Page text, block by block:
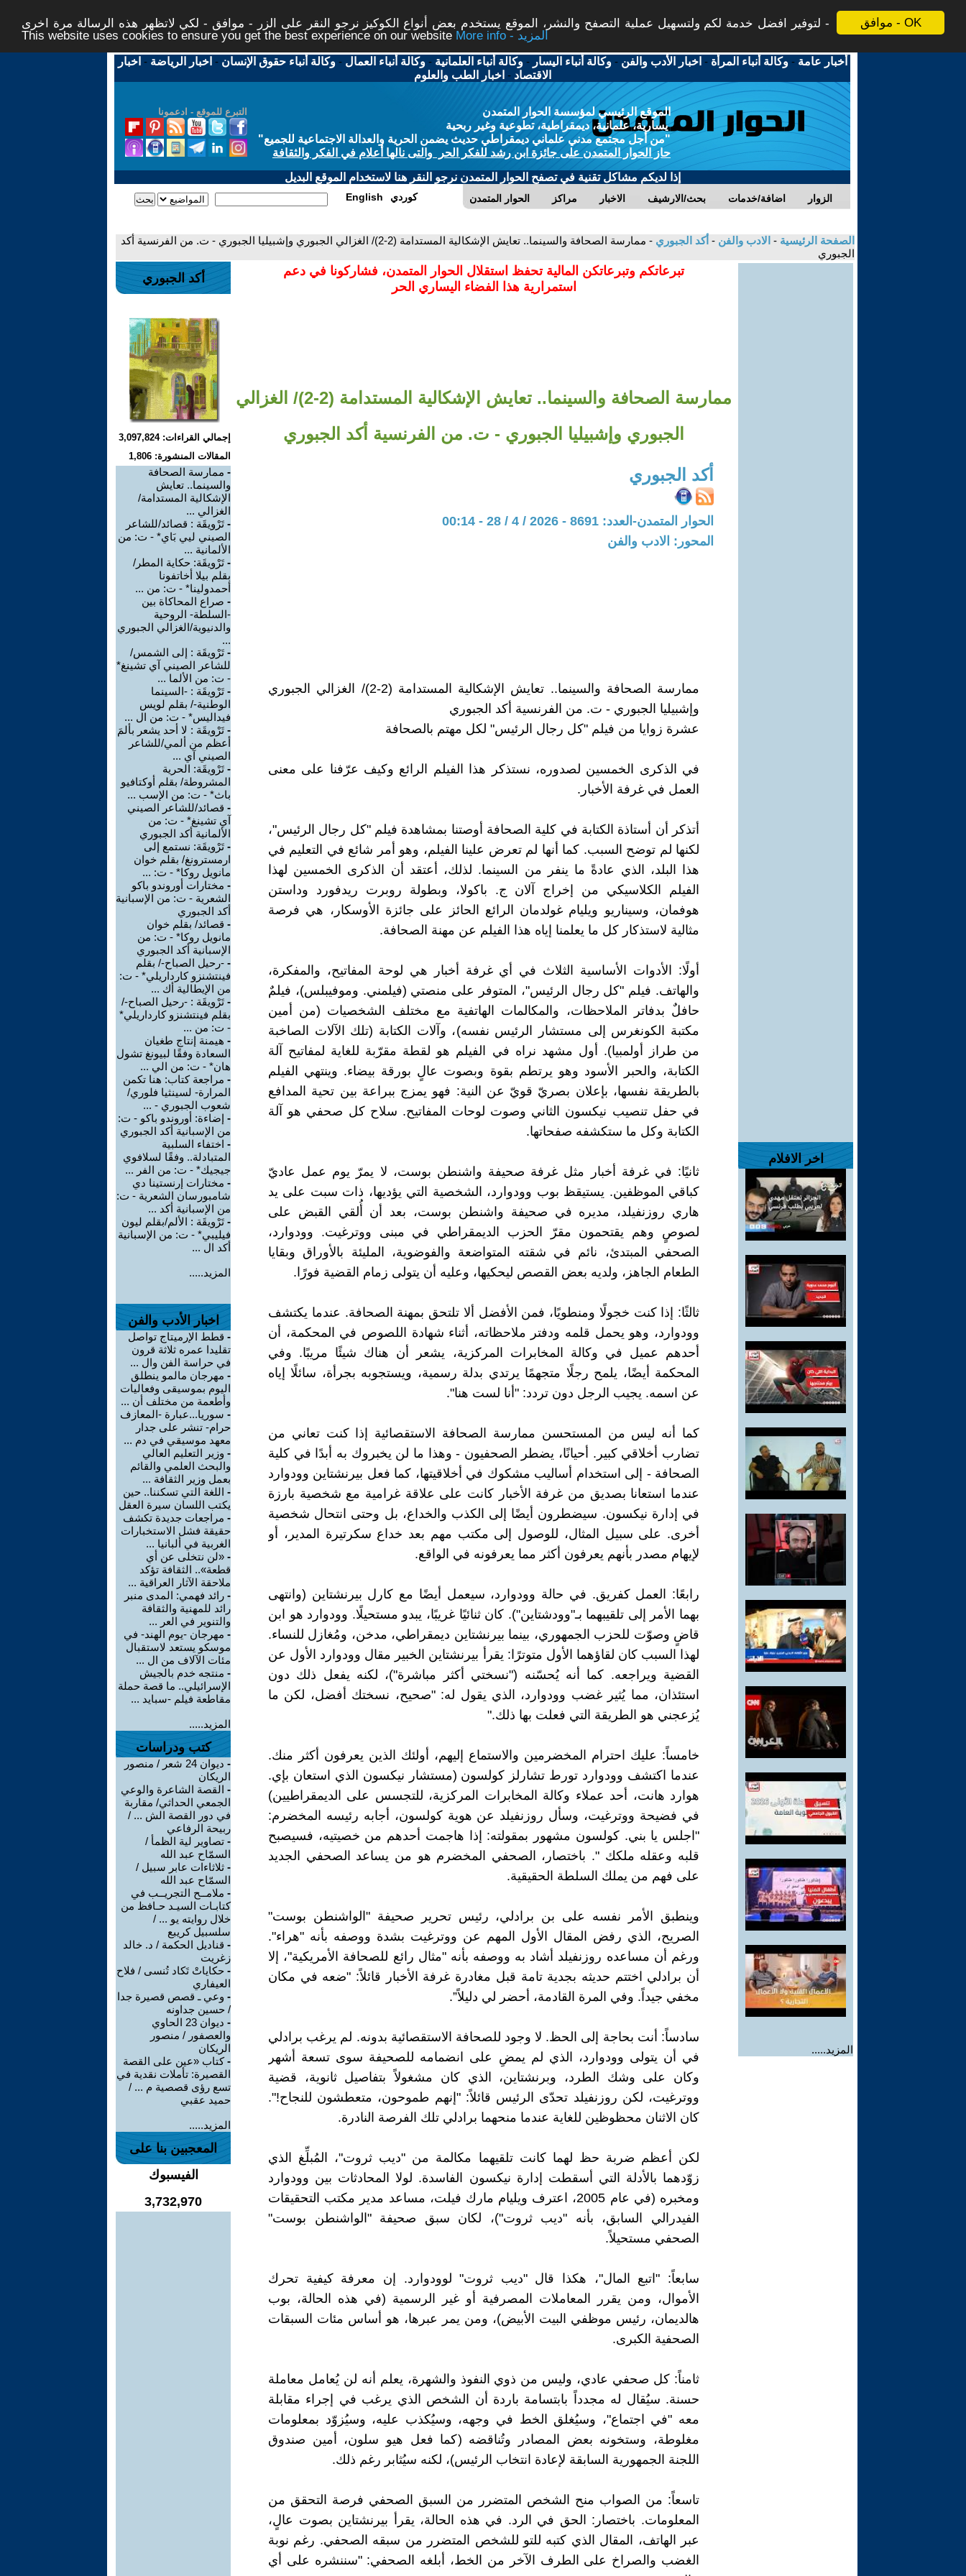
موافق - OK
لتوفير افضل خدمة لكم ولتسهيل عملية التصفح والنشر، الموقع يستخدم بعض أنواع الكوكيز نرجو النقر على الزر - موافق - لكي لاتظهر هذه الرسالة مرة اخرى -
This website uses cookies to ensure you get the best experience on our website
More info - المزيد
أخبار عامة -وكالة أنباء المرأة - اخبار الأدب والفن -وكالة أنباء اليسار -وكالة أنباء العلمانية -وكالة أنباء العمال -وكالة أنباء حقوق الإنسان - اخبار الرياضة - اخبار
الاقتصاد - اخبار الطب والعلوم
التبرع للموقع - ادعمونا
الموقع الرئيسي لمؤسسة الحوار المتمدن
يسارية، علمانية، ديمقراطية، تطوعية وغير ربحية
"من أجل مجتمع مدني علماني ديمقراطي حديث يضمن الحرية والعدالة الاجتماعية للجميع"
حاز الحوار المتمدن على جائزة ابن رشد للفكر الحر والتى نالها أعلام في الفكر والثقافة
إذا لديكم مشاكل تقنية في تصفح الحوار المتمدن نرجو النقر هنا لاستخدام الموقع البديل
الحوار المتمدن مراكز الاخبار بحث/الارشيف اضافة/خدمات الزوار English كوردي
الصفحة الرئيسية - الادب والفن - أكد الجبوري
- ممارسة الصحافة والسينما.. تعايش الإشكالية المستدامة (2-2)/ الغزالي الجبوري وإشبيليا الجبوري - ت. من الفرنسية أكد
الجبوري
اخر الافلام
المزيد.....
تبرعاتكم وتبرعاتكن المالية تحفظ استقلال الحوار المتمدن، فشاركونا في دعم
استمرارية هذا الفضاء اليساري الحر
ممارسة الصحافة والسينما.. تعايش الإشكالية المستدامة (2-2)/ الغزالي
الجبوري وإشبيليا الجبوري - ت. من الفرنسية أكد الجبوري
أكد الجبوري
الحوار المتمدن-العدد: 8691 - 2026 / 4 / 28 - 00:14
المحور: الادب والفن
ممارسة الصحافة والسينما.. تعايش الإشكالية المستدامة (2-2)/ الغزالي الجبوري
وإشبيليا الجبوري - ت. من الفرنسية أكد الجبوري
عشرة زوايا من فيلم "كل رجال الرئيس" لكل مهتم بالصحافة
في الذكرى الخمسين لصدوره، نستذكر هذا الفيلم الرائع وكيف عرّفنا على معنى
العمل في غرفة الأخبار.
أتذكر أن أستاذة الكتابة في كلية الصحافة أوصتنا بمشاهدة فيلم "كل رجال الرئيس"،
لكنها لم توضح السبب. كما أنها لم تعرض علينا الفيلم، وهو أمر شائع في التعليم في
هذا البلد، الذي عادةً ما ينفر من السينما. لذلك، أعتقد أن الذكرى الخمسين لهذا
الفيلم الكلاسيكي من إخراج آلان ج. باكولا، وبطولة روبرت ريدفورد وداستن
هوفمان، وسيناريو ويليام غولدمان الرائع الحائز على جائزة الأوسكار، هي فرصة
مثالية لاستذكار كل ما يعلمنا إياه هذا الفيلم عن مهنة الصحافة.
أولًا: الأدوات الأساسية الثلاث في أي غرفة أخبار هي لوحة المفاتيح، والمفكرة،
والهاتف. فيلم "كل رجال الرئيس"، المتوفر على منصتي (فيلمني. وموفيبلس)، فيلمٌ
حافلٌ بدفاتر الملاحظات، والمكالمات الهاتفية مع مختلف الشخصيات (من أمين
مكتبة الكونغرس إلى مستشار الرئيس نفسه)، وآلات الكتابة (تلك الآلات الصاخبة
من طراز أولمبيا). أول مشهد نراه في الفيلم هو لقطة مقرّبة للغاية لمفاتيح آلة
الكتابة، والحبر الأسود وهو يرتطم بقوة وبصوت عالٍ بورقة بيضاء. وينتهي الفيلم
بالطريقة نفسها، بإعلان بصريّ قويّ عن النية: فهو يمزج ببراعة بين تحية المدافع
في حفل تنصيب نيكسون الثاني وصوت لوحات المفاتيح. سلاح كل صحفي هو آلة
الكتابة وكل ما ستكشفه صفحاتها.
ثانيًا: في غرفة أخبار مثل غرفة صحيفة واشنطن بوست، لا يمرّ يوم عمل عاديّ
كباقي الموظفين. يستيقظ بوب وودوارد، الشخصية التي يؤديها، ذات سبت على يد
هاري روزنفيلد، مديره في صحيفة واشنطن بوست، بعد أن أُلقي القبض على
لصوصٍ وهم يقتحمون مقرّ الحزب الديمقراطي في مبنى ووترغيت. وودوارد،
الصحفي المبتدئ، نائم في شقته المتواضعة والفوضوية، المليئة بالأوراق وبقايا
الطعام الجاهز، ولديه بعض القصص ليحكيها، وعليه أن يتولى زمام القضية فورًا.
ثالثًا: إذا كنت خجولًا ومنطويًا، فمن الأفضل ألا تلتحق بمهنة الصحافة. عندما يكتشف
وودوارد، وهو يحمل قلمه ودفتر ملاحظاته، أثناء شهادة اللصوص في المحكمة، أن
أحدهم عميل في وكالة المخابرات المركزية، يشعر أن هناك شيئًا مريبًا. وفي
المحكمة أيضًا، يلمح رجلًا متجهمًا يرتدي بدلة رسمية، ويستجوبه بجرأة، سائلًا إياه
عن اسمه. يجيب الرجل دون تردد: "أنا لست هنا".
كما أنه ليس من المستحسن ممارسة الصحافة الاستقصائية إذا كنت تعاني من
تضارب أخلاقي كبير. أحيانًا، يضطر الصحفيون - وهذا ما لن يخبروك به أبدًا في كلية
الصحافة - إلى استخدام أساليب مشكوك في أخلاقيتها، كما فعل بيرنشتاين وودوارد
عندما استعانا بصديق من غرفة الأخبار كانت على علاقة غرامية مع شخصية بارزة
في إدارة نيكسون. سيضطرون أيضًا إلى الكذب والخداع، بل وحتى انتحال شخصية
أخرى. على سبيل المثال، للوصول إلى مكتب مهم بعد خداع سكرتيرة المدير، أو
لإيهام مصدر بأنهم يعرفون أكثر مما يعرفونه في الواقع.
رابعًا: العمل كفريق. في حالة وودوارد، سيعمل أيضًا مع كارل بيرنشتاين (وانتهى
بهما الأمر إلى تلقيبهما بـ"وودشتاين"). كان ثنائيًا غريبًا، يبدو مستحيلًا. وودوارد هو ابن
قاضٍ وصوّت للحزب الجمهوري، بينما بيرنشتاين ديمقراطي، مدخن، ومُغازل للنساء.
لهذا السبب كان لقاؤهما الأول متوترًا: يقرأ بيرنشتاين الخبير مقال وودوارد الأول عن
القضية ويراجعه. كما أنه يُحسّنه ("نسختي أكثر مباشرة")، لكنه يفعل ذلك دون
استئذان، مما يُثير غضب وودوارد، الذي يقول له: "صحيح، نسختك أفضل، لكن ما
يُزعجني هو الطريقة التي فعلت بها ذلك."
خامساً: عليك احترام المخضرمين والاستماع إليهم، أولئك الذين يعرفون أكثر منك.
عندما اكتشف وودوارد تورط تشارلز كولسون (مستشار نيكسون الذي استعان بإي.
هوارد هانت، أحد عملاء وكالة المخابرات المركزية، للتجسس على الديمقراطيين)
في فضيحة ووترغيت، وسأل روزنفيلد عن هوية كولسون، أجابه رئيسه المخضرم:
"اجلس يا بني. كولسون مشهور بمقولته: إذا هاجمت أحدهم من خصيتيه، فسيصبح
قلبه وعقله ملكك ". باختصار، الصحفي المخضرم هو من يساعد الصحفي الجديد
على فهم من يملك السلطة الحقيقية.
وينطبق الأمر نفسه على بن برادلي، رئيس تحرير صحيفة "الواشنطن بوست"
الصريح، الذي رفض المقال الأول المهم عن ووترغيت بشدة ووصفه بأنه "هراء".
ورغم أن مساعده روزنفيلد أشاد به ووصفه بأنه "مثال رائع للصحافة الأمريكية"، إلا
أن برادلي اختتم حديثه بجدية تامة قبل مغادرة غرفة الأخبار قائلاً: "ضعه في مكان
مخفي جيداً. وفي المرة القادمة، أحضر لي دليلاً”.
سادساً: أنت بحاجة إلى الحظ. لا وجود للصحافة الاستقصائية بدونه. لم يرغب برادلي
في أن يتولى وودوارد، الذي لم يمضِ على انضمامه للصحيفة سوى تسعة أشهر
وكان على وشك الطرد، وبرنشتاين، الذي كان مشغولاً بتفاصيل ثانوية، قضية
ووترغيت، لكن روزنفيلد تحدّى الرئيس قائلاً: "إنهم طموحون، متعطشون للنجاح!".
كان الاثنان محظوظين للغاية عندما منحهما برادلي تلك الفرصة النادرة.
لكن أعظم ضربة حظ لهما كانت تلقيهما مكالمة من "ديب ثروت"، المُبلِّغ الذي
زوّدهما بالأدلة التي أسقطت إدارة نيكسون الفاسدة. لولا المحادثات بين وودوارد
ومخبره (في عام 2005، اعترف ويليام مارك فيلت، مساعد مدير مكتب التحقيقات
الفيدرالي السابق، بأنه "ديب ثروت")، لكان سبق صحيفة "الواشنطن بوست"
الصحفي مستحيلاً.
سابعاً: "اتبع المال"، هكذا قال "ديب ثروت" لوودوارد. إن معرفة كيفية تحرك
الأموال، ومن يقرر المعاملات المصرفية أو غير الرسمية (في هذه الحالة، بوب
هالديمان، رئيس موظفي البيت الأبيض)، ومن يمر عبرها، هو أساس مئات السبقات
الصحفية الكبرى.
ثامناً: كل صحفي عادي، وليس من ذوي النفوذ والشهرة، يعلم أنه لن يُعامل معاملة
حسنة. سيُقال له مجدداً بابتسامة باردة أن الشخص الذي يرغب في إجراء مقابلة
معه "في اجتماع"، وسيُغلق الخط في وجهه، وسيُكذب عليه، وسيُزوّد بمعلومات
مغلوطة، وستخونه بعض المصادر وتُناقضه (كما فعل هيو سلون، أمين صندوق
اللجنة الجمهورية السابقة لإعادة انتخاب الرئيس)، لكنه سيُثابر رغم ذلك.
تاسعاً: من الصواب منح الشخص المتضرر من السبق الصحفي فرصة التحقق من
المعلومات. باختصار: الحق في الرد. في هذه الحالة، يقرأ بيرنشتاين بصوت عالٍ،
عبر الهاتف، المقال الذي كتبه للتو للشخص المتضرر من سبقه الصحفي. رغم نوبة
الغضب والصراخ على الطرف الآخر من الخط، أبلغه الصحفي: "سننشره على أي
أكد الجبوري
إجمالي القراءات: 3,097,824
المقالات المنشورة: 1,806
- ممارسة الصحافة
والسينما.. تعايش
الإشكالية المستدامة/
الغزالي ...
- تَرْويقَة : قصائد/للشاعر
الصيني ليي بَاي* - ت: من
الألمانية ...
- تَرْويقَة: حكاية المطر/
بقلم بيلا أخاتفونا
أحمدولينا* - ت: من ...
- صراع المحاكاة بين
-السلطة- الروحية
والدنيوية/الغزالي الجبوري
...
- تَرْويقَة : إلى الشمس/
للشاعر الصيني آي تشينغ*
- ت: من الألما ...
- تَرْويقَة : -السينما
الوطنية-/ بقلم لويس
فيداليس* - ت: من ال ...
- تَرْويقَة : لا أحد يشعر بألمَ
أعظم من ألمي/للشاعر
الصيني آي ...
- تَرْويقَة: الحرية
المشروطة/ بقلم أوكتافيو
باث* - ت: من الإسب ...
- قصائد/للشاعر الصيني
آي تشينغ* - ت: من
الألمانية أكد الجبوري
- تَرْويقَة: نستمع إلى
ارمسترونغ/ بقلم خوان
مانويل روكا* - ت: ...
- مختارات أوروندو باكو
الشعرية - ت: من الإسبانية
أكد الجبوري
- قصائد/ بقلم خوان
مانويل روكا* - ت: من
الإسبانية أكد الجبوري
- -رحيل الصباح-/ بقلم
فينتشنزو كارداريلي* - ت:
من الإيطالية أك ...
- تَرْويقَة : -رحيل الصباح-/
بقلم فينتشنزو كارداريلي*
- ت: من ...
- هيمنة إنتاج طغيان
السعادة وفقًا لبيونغ تشول
هان* - ت: من الي ...
- مراجعة كتاب: هنا تكمن
المرارة- لسينثيا فلوري/
شعوب الجبوري - ...
- إضاءة: أوروندو باكو - ت:
من الإسبانية أكد الجبوري
- اختفاء السلبية
المتبادلة.. وفقًا لسلافوي
جيجيك* - ت: من الفر ...
- مختارات إرنستينا دي
شامبورسان الشعرية - ت:
من الإسبانية أكد ...
- تَرْويقَة : الألم/بقلم ليون
فيليبي* - ت: من الإسبانية
أكد ال ...
المزيد.....
اخبار الأدب والفن
- قطط الإرميتاج تواصل
تقليدا عمره ثلاثة قرون
في حراسة الفن وال ...
- مهرجان مالمو ينطلق
اليوم بموسيقى وفعاليات
وأطعمة من مختلف أن ...
- سوريا...عبارة -المعازف
حرام- تنشر على جدار
معهد موسيقي في دم ...
- وزير التعليم العالي
والبحث العلمي والقائم
بعمل وزير الثقافة ...
- اللغة التي تسكننا.. حين
يكتب اللسان سيرة العقل
- مراجعات جديدة تكشف
حقيقة فشل الاستخبارات
الغربية في ألبانيا ...
- «لن نتخلى عن أي
قطعة».. الثقافة تؤكد
ملاحقة الآثار العراقية ...
- رائد فهمي: المدى منبر
رائد للمهنية والثقافة
والتنوير في العر ...
- مهرجان -يوم الهند- في
موسكو يستعد لاستقبال
مئات الآلاف من ال ...
- منتجه خدم بالجيش
الإسرائيلي.. ما قصة حملة
مقاطعة فيلم -سبايد ...
المزيد.....
كتب ودراسات
-
ديوان 24 شعر / منصور
الريكان
- القصة الشاعرة والوعي
الجمعي الحداثي/ مقاربة
في دور القصة الش ... /
ربيحة الرفاعي
- تصاوير لية الظمأ /
السمّاح عبد الله
- ثلاثاءات عابر سبيل /
السمّاح عبد الله
- ملامــح التجريــب في
كتابـات السيـد حـافظ من
خلال روايته يو ... /
سلسبيل كريبع
- قناديل الحكمة / د. خالد
زغريت
- حكاياتْ تَكاد تُنسى / فلاح
العيفاري
- وعي ـ قصص قصيرة جدا
/ حسين جداونه
-
ديوان 23 الحاوي
والعصفور / منصور
الريكان
-كتاب «عين على القصة
القصيرة: تأملات نقدية في
تسع رؤى قصصية م ... /
حميد عقبي
المزيد.....
المعجبين بنا على
الفيسبوك
3,732,970